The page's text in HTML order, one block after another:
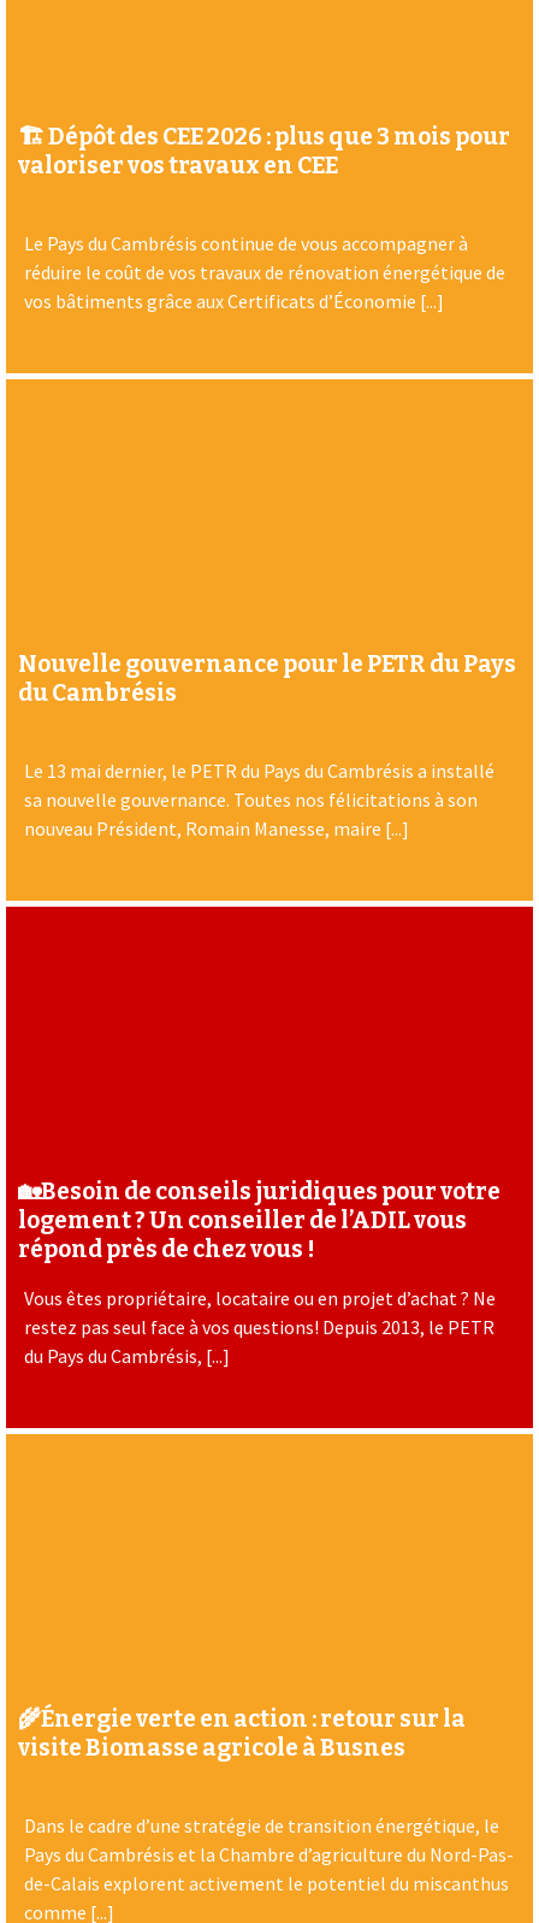
🏗️ Dépôt des CEE 2026 : plus que 3 mois pour
valoriser vos travaux en CEE
Le Pays du Cambrésis continue de vous accompagner à
réduire le coût de vos travaux de rénovation énergétique de
vos bâtiments grâce aux Certificats d’Économie [...]
Nouvelle gouvernance pour le PETR du Pays
du Cambrésis
Le 13 mai dernier, le PETR du Pays du Cambrésis a installé
sa nouvelle gouvernance. Toutes nos félicitations à son
nouveau Président, Romain Manesse, maire [...]
🏡Besoin de conseils juridiques pour votre
logement ? Un conseiller de l’ADIL vous
répond près de chez vous !
Vous êtes propriétaire, locataire ou en projet d’achat ? Ne
restez pas seul face à vos questions! Depuis 2013, le PETR
du Pays du Cambrésis, [...]
🌾Énergie verte en action : retour sur la
visite Biomasse agricole à Busnes
Dans le cadre d’une stratégie de transition énergétique, le
Pays du Cambrésis et la Chambre d’agriculture du Nord-Pas-
de-Calais explorent activement le potentiel du miscanthus
comme [...]